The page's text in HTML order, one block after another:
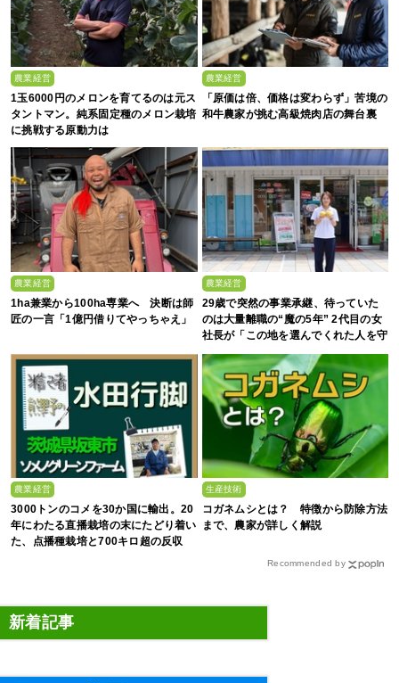
農業経営
1玉6000円のメロンを育てるのは元ス
タントマン。純系固定種のメロン栽培
に挑戦する原動力は
農業経営
「原価は倍、価格は変わらず」苦境の
和牛農家が挑む高級焼肉店の舞台裏
農業経営
1ha兼業から100ha専業へ 決断は師
匠の一言「1億円借りてやっちゃえ」
農業経営
29歳で突然の事業承継、待っていた
のは大量離職の“魔の5年” 2代目の女
社長が「この地を選んでくれた人を守
農業経営
3000トンのコメを30か国に輸出。20
年にわたる直播栽培の末にたどり着い
た、点播種栽培と700キロ超の反収
生産技術
コガネムシとは？ 特徴から防除方法
まで、農家が詳しく解説
Recommended by
新着記事